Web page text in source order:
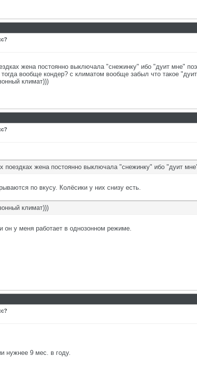
жена постоянно выключала "снежинку" ибо "дуит мне"
вообще кондер? с климатом вообще забыл что такое
климат)))
поездках жена постоянно выключала "снежинку" ибо "дуит
по вкусу. Колёсики у них снизу есть.
климат)))
он у меня работает в однозонном режиме.
нужнее 9 мес. в году.